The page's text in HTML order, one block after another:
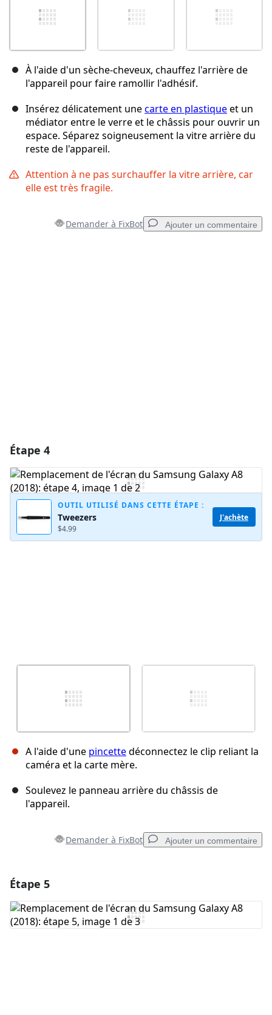
À l'aide d'un sèche-cheveux, chauffez l'arrière de
l'appareil pour faire ramollir l'adhésif.
Insérez délicatement unecarte en plastiqueet un
médiator entre le verre et le châssis pour ouvrir un
espace. Séparez soigneusement la vitre arrière du
reste de l'appareil.
Attention à ne pas surchauffer la vitre arrière, car
elle est très fragile.
Demander à FixBot Ajouter un commentaire
Étape 4
OUTIL UTILISÉ DANS CETTE ÉTAPE :
Tweezers
$4.99
J'achète
A l'aide d'une pincettedéconnectez le clip reliant la
caméra et la carte mère.
Soulevez le panneau arrière du châssis de
l'appareil.
Demander à FixBot Ajouter un commentaire
Ajouter un commentaire
Étape 5